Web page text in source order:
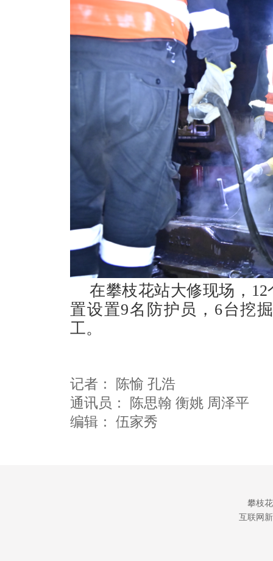
在攀枝花站大修现场，
置设置9名防护员，6台挖
工。
记者：
陈愉 孔浩
通讯员：
陈思翰 衡姚 周泽平
编辑： 伍家秀
攀枝
互联网